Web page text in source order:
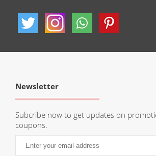
Newsletter
Subcribe now to get updates on
coupons.